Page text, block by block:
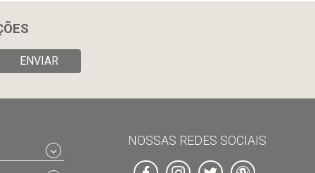
ENVIAR
NOSSAS REDES SOCIAIS